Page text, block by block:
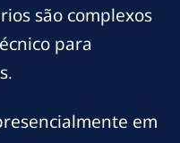
são complexos
para
em